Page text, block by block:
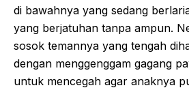
di bawahnya yang sedang
yang berjatuhan tanpa ampun.
sosok temannya yang tengah
dengan menggenggam gagang
untuk mencegah agar anaknya